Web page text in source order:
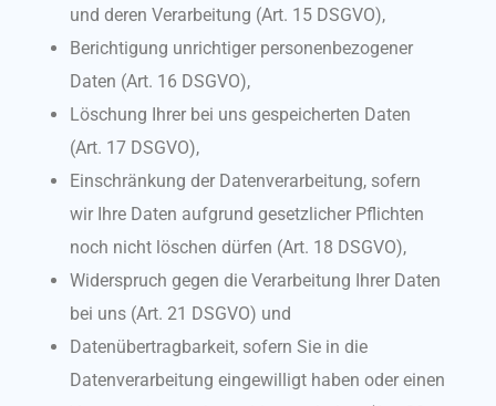
Medienarbeit
Veröffentlichungen
Referenzen
Team
und deren Verarbeitung (Art. 15 DSGVO),
Berichtigung unrichtiger personenbezogener
Daten (Art. 16 DSGVO),
Löschung Ihrer bei uns gespeicherten Daten
(Art. 17 DSGVO),
Einschränkung der Datenverarbeitung, sofern
wir Ihre Daten aufgrund gesetzlicher Pflichten
noch nicht löschen dürfen (Art. 18 DSGVO),
Widerspruch gegen die Verarbeitung Ihrer Daten
bei uns (Art. 21 DSGVO) und
Datenübertragbarkeit, sofern Sie in die
Datenverarbeitung eingewilligt haben oder einen